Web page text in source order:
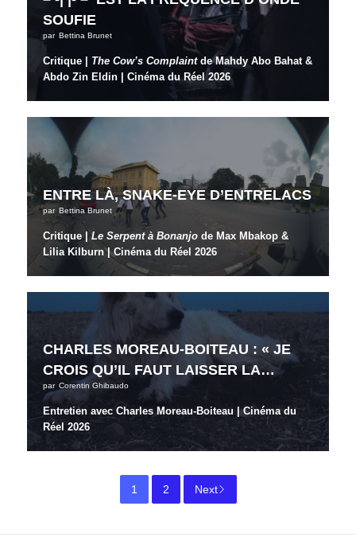
SOUFIE
par Bettina Brunet
Critique | The Cow’s Complaintde Mahdy Abo Bahat &
Abdo Zin Eldin | Cinéma du Réel 2026
ENTRE LÀ, SNAKE-EYE D’ENTRELACS
par Bettina Brunet
Critique | Le Serpent à Bonanjo de Max Mbakop &
Lilia Kilburn| Cinéma du Réel 2026
CHARLES MOREAU-BOITEAU : « JE
CROIS QU’IL FAUT LAISSER LA…
par Corentin Ghibaudo
Entretien avec Charles Moreau-Boiteau | Cinéma du
Réel 2026
1 2 Next